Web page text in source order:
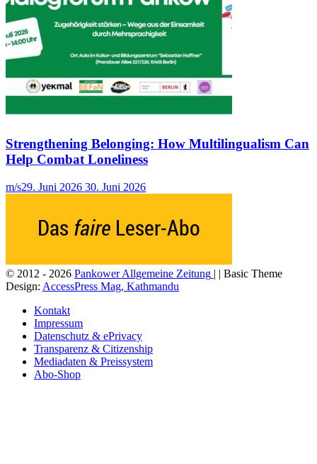
Strengthening Belonging: How Multilingualism Can
Help Combat Loneliness
m/s29. Juni 2026 30. Juni 2026
© 2012 - 2026 Pankower Allgemeine Zeitung | | Basic Theme
Design: AccessPress Mag, Kathmandu
Kontakt
Impressum
Datenschutz & ePrivacy
Transparenz & Citizenship
Mediadaten & Preissystem
Abo-Shop